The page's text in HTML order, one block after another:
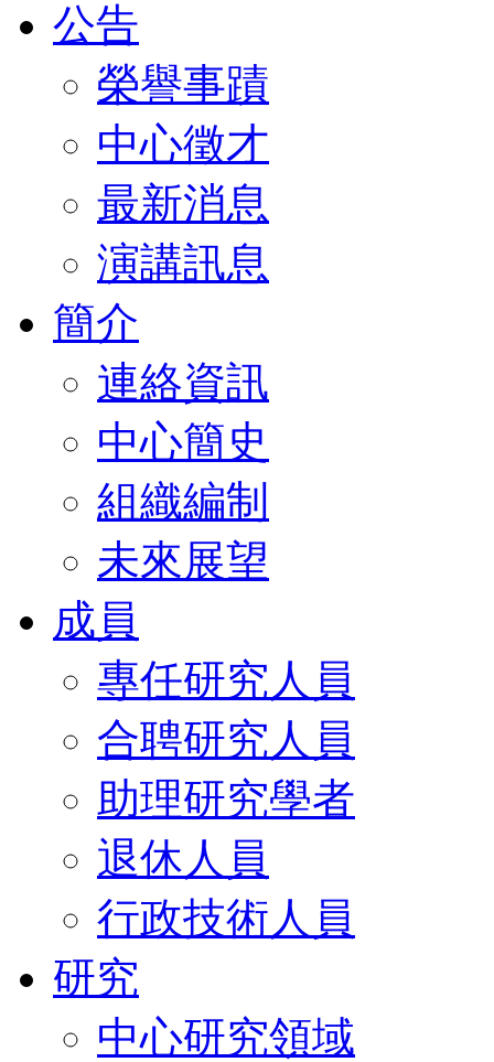
公告
榮譽事蹟
中心徵才
最新消息
演講訊息
簡介
連絡資訊
中心簡史
組織編制
未來展望
成員
專任研究人員
合聘研究人員
助理研究學者
退休人員
行政技術人員
研究
中心研究領域